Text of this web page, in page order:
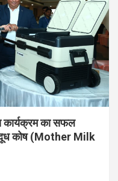
कार्यक्रम का सफल
कोष (Mother Milk